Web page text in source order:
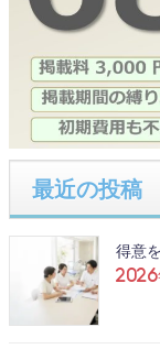
最近の投稿
得意
2026